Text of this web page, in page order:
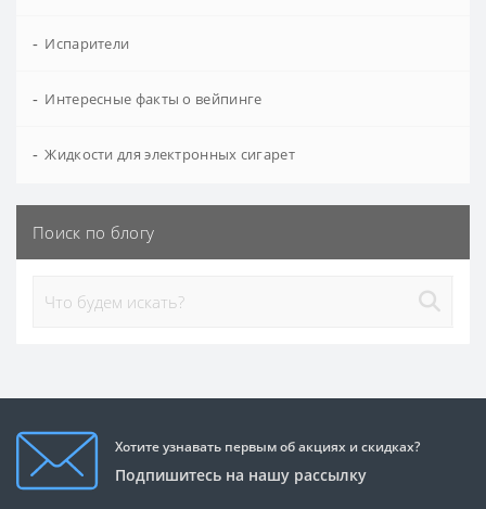
- Испарители
- Интересные факты о вейпинге
- Жидкости для электронных сигарет
Поиск по блогу
Хотите узнавать первым об акциях и скидках?
Подпишитесь на нашу рассылку